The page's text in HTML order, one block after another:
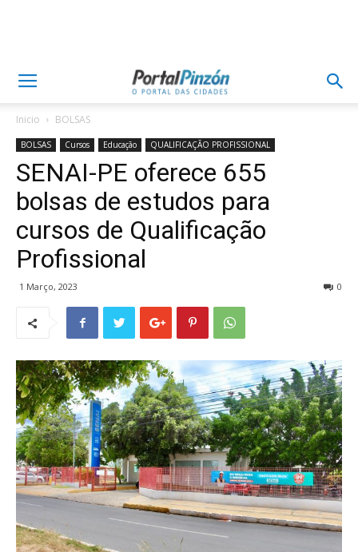
Inicio BOLSAS
BOLSAS Cursos Educação QUALIFICAÇÃO PROFISSIONAL
SENAI-PE oferece 655
bolsas de estudos para
cursos de Qualificação
Profissional
1 Março, 2023 0